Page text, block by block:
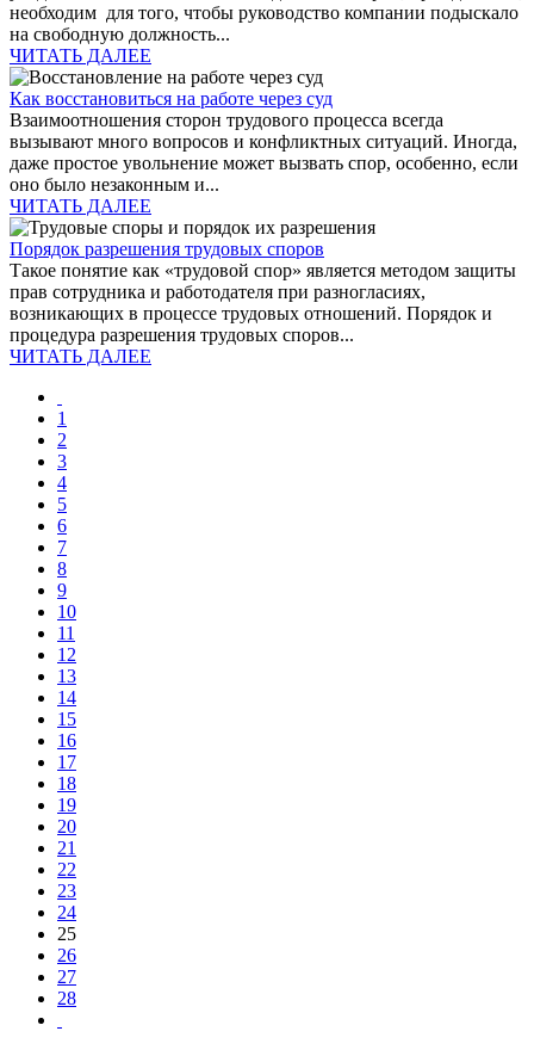
необходим для того, чтобы руководство компании подыскало
на свободную должность...
ЧИТАТЬ ДАЛЕЕ
Как восстановиться на работе через суд
Взаимоотношения сторон трудового процесса всегда
вызывают много вопросов и конфликтных ситуаций. Иногда,
даже простое увольнение может вызвать спор, особенно, если
оно было незаконным и...
ЧИТАТЬ ДАЛЕЕ
Порядок разрешения трудовых споров
Такое понятие как «трудовой спор» является методом защиты
прав сотрудника и работодателя при разногласиях,
возникающих в процессе трудовых отношений. Порядок и
процедура разрешения трудовых споров...
ЧИТАТЬ ДАЛЕЕ
1
2
3
4
5
6
7
8
9
10
11
12
13
14
15
16
17
18
19
20
21
22
23
24
25
26
27
28